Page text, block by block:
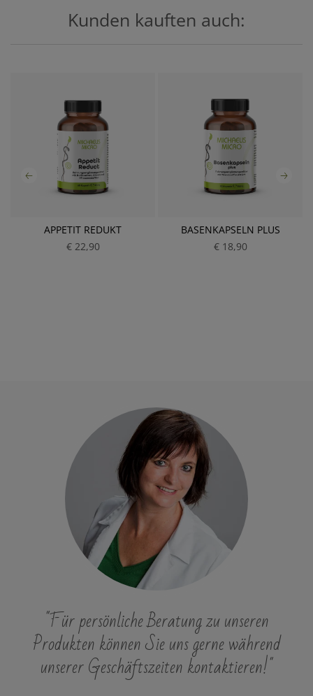
Kunden kauften auch:
APPETIT REDUKT
€ 22,90
BASENKAPSELN PLUS
€ 18,90
"Für persönliche Beratung zu unseren
Produkten können Sie uns gerne während
unserer Geschäftszeiten kontaktieren!"